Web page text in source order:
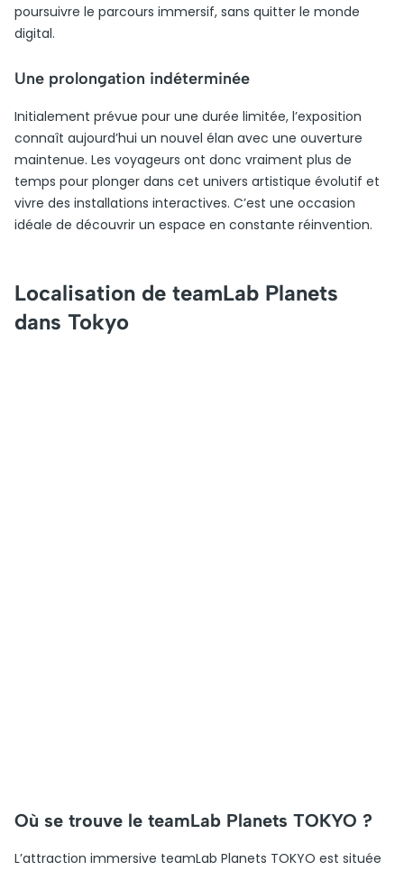
poursuivre le parcours immersif, sans quitter le monde
digital.
Une prolongation indéterminée
Initialement prévue pour une durée limitée, l’exposition
connaît aujourd’hui un nouvel élan avec une ouverture
maintenue. Les voyageurs ont donc vraiment plus de
temps pour plonger dans cet univers artistique évolutif et
vivre des installations interactives. C’est une occasion
idéale de découvrir un espace en constante réinvention.
Localisation de teamLab Planets
dans Tokyo
Où se trouve le teamLab Planets TOKYO ?
L’attraction immersive teamLab Planets TOKYO est située